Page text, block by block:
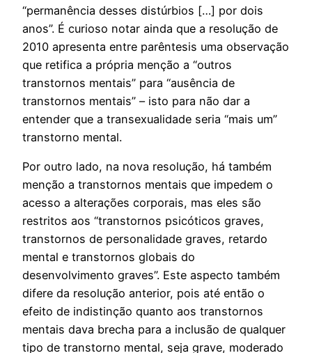
“permanência desses distúrbios […] por dois
anos”. É curioso notar ainda que a resolução de
2010 apresenta entre parêntesis uma observação
que retifica a própria menção a “outros
transtornos mentais” para “ausência de
transtornos mentais” – isto para não dar a
entender que a transexualidade seria “mais um”
transtorno mental.
Por outro lado, na nova resolução, há também
menção a transtornos mentais que impedem o
acesso a alterações corporais, mas eles são
restritos aos “transtornos psicóticos graves,
transtornos de personalidade graves, retardo
mental e transtornos globais do
desenvolvimento graves”. Este aspecto também
difere da resolução anterior, pois até então o
efeito de indistinção quanto aos transtornos
mentais dava brecha para a inclusão de qualquer
tipo de transtorno mental, seja grave, moderado